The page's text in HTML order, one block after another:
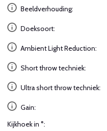
Beeldverhouding:
Doeksoort:
Ambient Light Reduction:
Short throw techniek:
Ultra short throw techniek:
Gain:
Kijkhoek in °: